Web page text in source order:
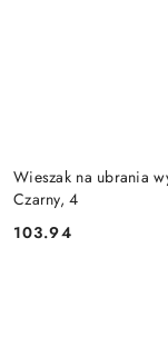
Wieszak na ubrania
Czarny, 4
Cena:
103.94